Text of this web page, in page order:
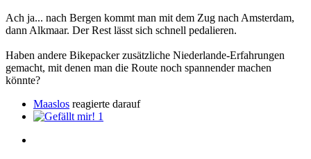
Ach ja... nach Bergen kommt man mit dem Zug nach Amsterdam,
dann Alkmaar. Der Rest lässt sich schnell pedalieren.
Haben andere Bikepacker zusätzliche Niederlande-Erfahrungen
gemacht, mit denen man die Route noch spannender machen
könnte?
Maaslos reagierte darauf
1